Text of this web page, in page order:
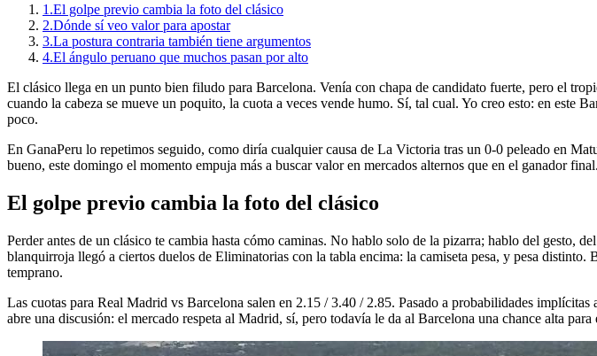
1.El golpe previo cambia la foto del clásico
2.Dónde sí veo valor para apostar
3.La postura contraria también tiene argumentos
4.El ángulo peruano que muchos pasan por alto
El clásico llega en un punto bien filudo para Barcelona. Venía con chapa de candidato fuerte, pero el
cuando la cabeza se mueve un poquito, la cuota a veces vende humo. Sí, tal cual. Yo creo esto: en
poco.
En GanaPeru lo repetimos seguido, como diría cualquier causa de La Victoria tras un 0-0 peleado en
bueno, este domingo el momento empuja más a buscar valor en mercados alternos que en el ganador final.
El golpe previo cambia la foto del clásico
Perder antes de un clásico te cambia hasta cómo caminas. No hablo solo de la pizarra; hablo del gesto,
blanquirroja llegó a ciertos duelos de Eliminatorias con la tabla encima: la camiseta pesa, y pesa
temprano.
Las cuotas para Real Madrid vs Barcelona salen en 2.15 / 3.40 / 2.85. Pasado a probabilidades
abre una discusión: el mercado respeta al Madrid, sí, pero todavía le da al Barcelona una chance alta